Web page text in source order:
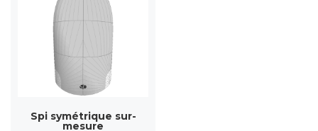
Spi symétrique sur-
mesure